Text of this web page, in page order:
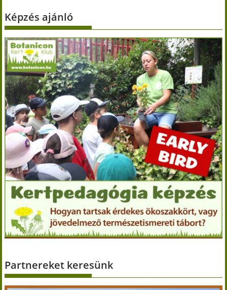
Képzés ajánló
Partnereket keresünk